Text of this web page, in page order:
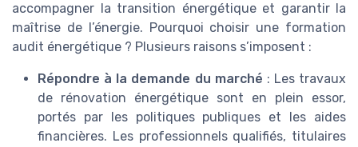
accompagner la transition énergétique et garantir la
maîtrise de l’énergie. Pourquoi choisir une formation
audit énergétique ? Plusieurs raisons s’imposent :
Répondre à la demande du marché : Les travaux
de rénovation énergétique sont en plein essor,
portés par les politiques publiques et les aides
financières. Les professionnels qualifiés, titulaires